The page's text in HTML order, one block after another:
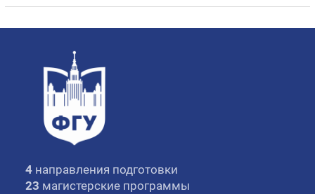
4 направления подготовки
23 магистерские программы